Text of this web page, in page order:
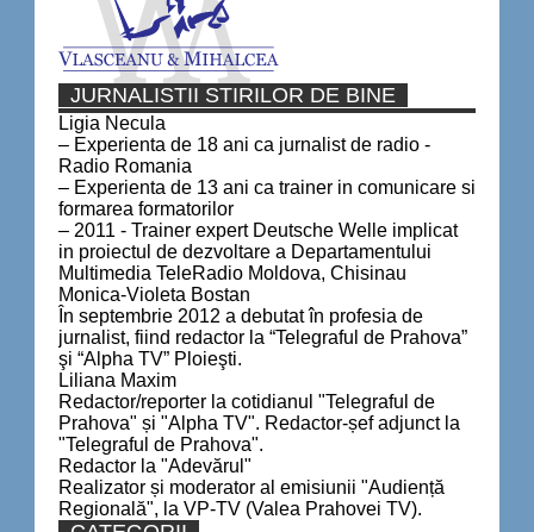
JURNALISTII STIRILOR DE BINE
Ligia Necula
– Experienta de 18 ani ca jurnalist de radio -
Radio Romania
– Experienta de 13 ani ca trainer in comunicare si
formarea formatorilor
– 2011 - Trainer expert Deutsche Welle implicat
in proiectul de dezvoltare a Departamentului
Multimedia TeleRadio Moldova, Chisinau
Monica-Violeta Bostan
În septembrie 2012 a debutat în profesia de
jurnalist, fiind redactor la “Telegraful de Prahova”
şi “Alpha TV” Ploieşti.
Liliana Maxim
Redactor/reporter la cotidianul "Telegraful de
Prahova" și "Alpha TV". Redactor-șef adjunct la
"Telegraful de Prahova".
Redactor la "Adevărul"
Realizator și moderator al emisiunii "Audiență
Regională", la VP-TV (Valea Prahovei TV).